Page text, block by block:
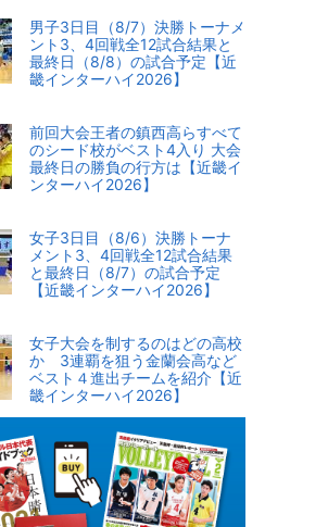
男子3日目（8/7）決勝トーナメ
ント3、4回戦全12試合結果と
最終日（8/8）の試合予定【近
畿インターハイ2026】
前回大会王者の鎮西高らすべて
のシード校がベスト4入り 大会
最終日の勝負の行方は【近畿イ
ンターハイ2026】
女子3日目（8/6）決勝トーナ
メント3、4回戦全12試合結果
と最終日（8/7）の試合予定
【近畿インターハイ2026】
女子大会を制するのはどの高校
か 3連覇を狙う金蘭会高など
ベスト４進出チームを紹介【近
畿インターハイ2026】